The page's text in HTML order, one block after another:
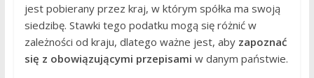
jest pobierany przez kraj, w którym spółka ma swoją
siedzibę. Stawki tego podatku mogą się różnić w
zależności od kraju, dlatego ważne jest, aby zapoznać
się z obowiązującymi przepisami w danym państwie.